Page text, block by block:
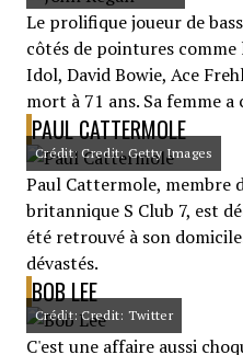
Le prolifique joueur de
côtés de pointures
Idol, David Bowie, Ace
mort à 71 ans. Sa femme
PAUL CATTERMOLE
Crédit: Credit: Getty Images
Paul Cattermole, membre
britannique S Club 7, est
été retrouvé à son
dévastés.
BOB LEE
Crédit: Credit: Twitter
C'est une affaire aussi